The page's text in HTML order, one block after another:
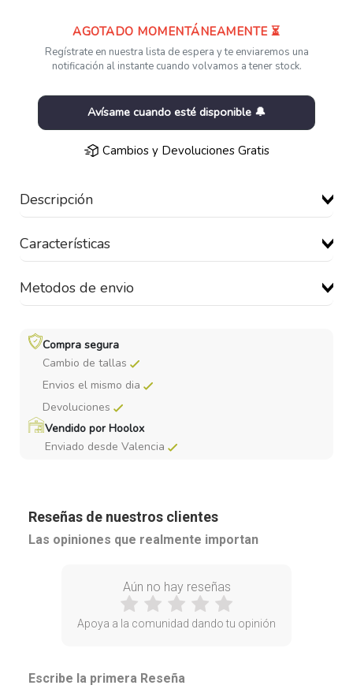
AGOTADO MOMENTÁNEAMENTE ⏳
Regístrate en nuestra lista de espera y te enviaremos una
notificación al instante cuando volvamos a tener stock.
Avísame cuando esté disponible 🔔
Cambios y Devoluciones Gratis
Descripción
Características
Metodos de envio
Compra segura
Cambio de tallas
Envios el mismo dia
Devoluciones
Vendido por Hoolox
Enviado desde Valencia
Reseñas de nuestros clientes
Las opiniones que realmente importan
Aún no hay reseñas
Apoya a la comunidad dando tu opinión
Escribe la primera Reseña